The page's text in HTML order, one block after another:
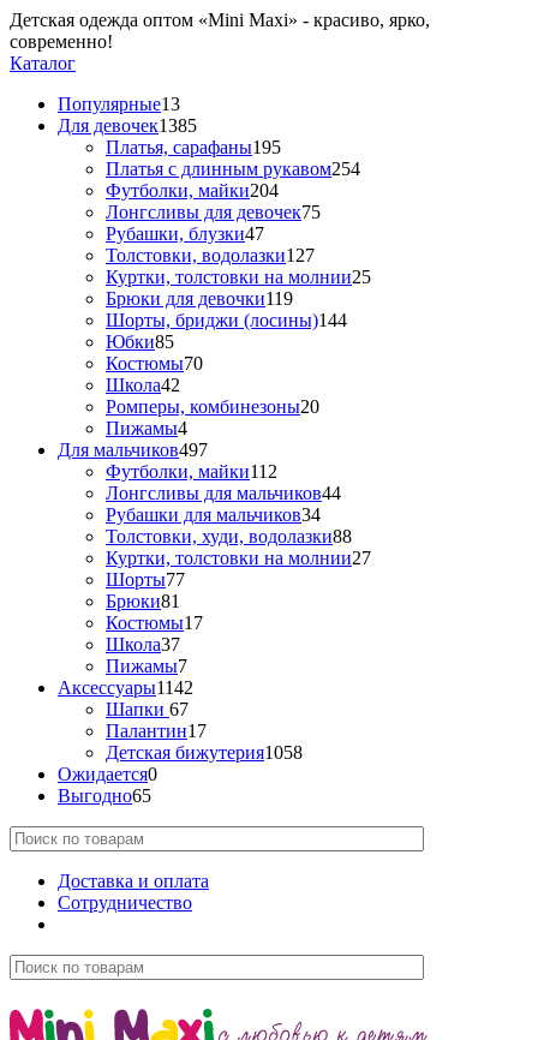
Детская одежда оптом «Mini Maxi» - красиво, ярко,
современно!
Каталог
Популярные13
Для девочек1385
Платья, сарафаны195
Платья с длинным рукавом254
Футболки, майки204
Лонгсливы для девочек75
Рубашки, блузки47
Толстовки, водолазки127
Куртки, толстовки на молнии25
Брюки для девочки119
Шорты, бриджи (лосины)144
Юбки85
Костюмы70
Школа42
Ромперы, комбинезоны20
Пижамы4
Для мальчиков497
Футболки, майки112
Лонгсливы для мальчиков44
Рубашки для мальчиков34
Толстовки, худи, водолазки88
Куртки, толстовки на молнии27
Шорты77
Брюки81
Костюмы17
Школа37
Пижамы7
Аксессуары1142
Шапки 67
Палантин17
Детская бижутерия1058
Ожидается0
Выгодно65
Доставка и оплата
Сотрудничество